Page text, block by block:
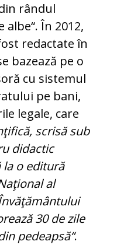
rândul
În 2012,
redactate în
bazează pe o
cu sistemul
pe bani,
le­gale, care
scrisă sub
didactic
o editură
al
30 de zile
pedeapsă“.